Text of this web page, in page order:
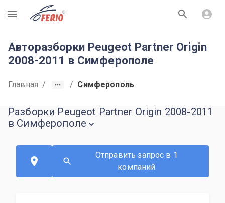
R
Авторазборки Peugeot Partner Origin
2008-2011 в Симферополе
Главная / / Симферополь
Разборки Peugeot Partner Origin 2008-2011
в Симферополе
Отправить запрос в 1
компаний